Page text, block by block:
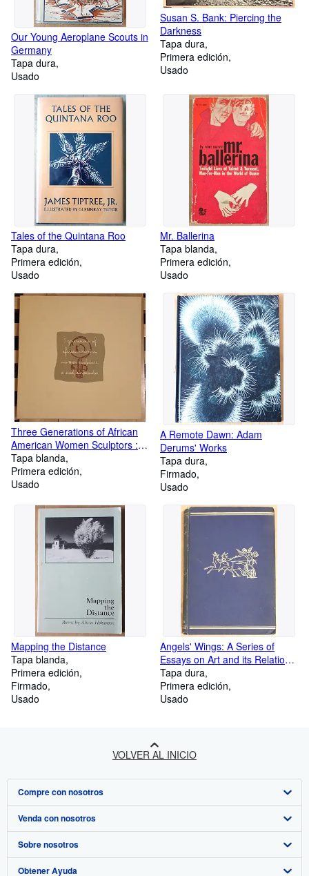
Our Young Aeroplane Scouts in
Germany
Tapa dura
Usado
Susan S. Bank: Piercing the
Darkness
Tapa dura
Primera edición
Usado
Tales of the Quintana Roo
Tapa dura
Primera edición
Usado
Mr. Ballerina
Tapa blanda
Primera edición
Usado
Three Generations of African
American Women Sculptors : A
Study in Paradox
Tapa blanda
Primera edición
Usado
A Remote Dawn: Adam
Derums' Works
Tapa dura
Firmado
Usado
Mapping the Distance
Tapa blanda
Primera edición
Firmado
Usado
Angels' Wings: A Series of
Essays on Art and its Relation
to Life
Tapa dura
Primera edición
Usado
VOLVER AL INICIO
Compre con nosotros
Búsqueda avanzada
Colecciones
Mi cuenta
Venda con nosotros
Comenzar a vender
Únase a nuestro programa de afiliados
Sobre nosotros
Sobre IberLibro
Obtener Ayuda